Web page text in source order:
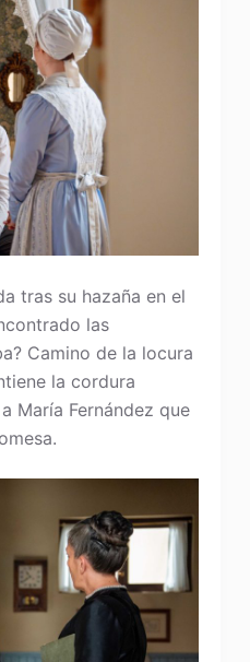
tras su hazaña en el
las
Camino de la locura
la cordura
María Fernández que